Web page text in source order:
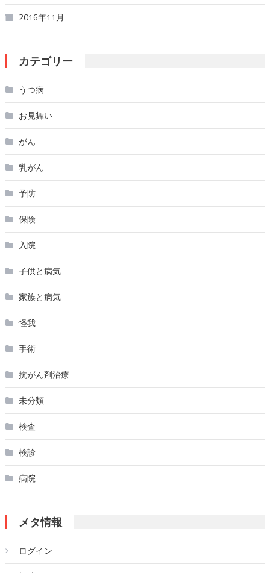
2016年11月
カテゴリー
うつ病
お見舞い
がん
乳がん
予防
保険
入院
子供と病気
家族と病気
怪我
手術
抗がん剤治療
未分類
検査
検診
病院
メタ情報
ログイン